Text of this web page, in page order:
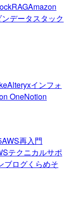
RAGAmazon
ンデータスタック
Alteryxインフォ
OneNotion
AWS再入門
テクニカルサポ
ブログくらめそ